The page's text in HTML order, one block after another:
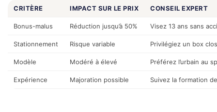
CRITÈRE IMPACT SUR LE PRIX CONSEIL EXPERT
Bonus-malus Réduction jusqu’à 50% Visez 13 ans sans
Stationnement Risque variable Privilégiez un box
Modèle Modéré à élevé Préférez l’urbain au
Expérience Majoration possible Suivez la formation